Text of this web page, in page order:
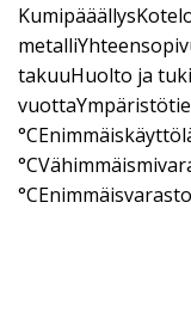
takuuHuolto ja